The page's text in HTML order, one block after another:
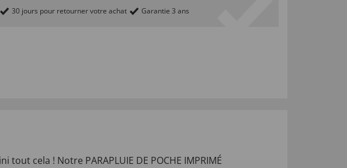
30 jours pour retourner votre achat Garantie 3 ans
cela ! Notre PARAPLUIE DE POCHE IMPRIMÉ